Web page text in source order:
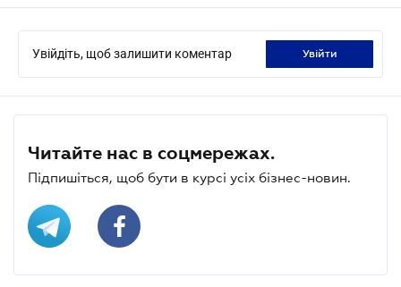
Увійдіть, щоб залишити коментар увійти
Читайте нас в соцмережах.
Підпишіться, щоб бути в курсі усіх бізнес-новин.